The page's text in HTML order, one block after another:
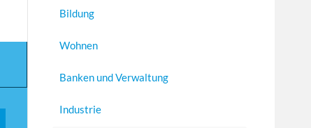
Bildung
Wohnen
Banken und Verwaltung
Industrie